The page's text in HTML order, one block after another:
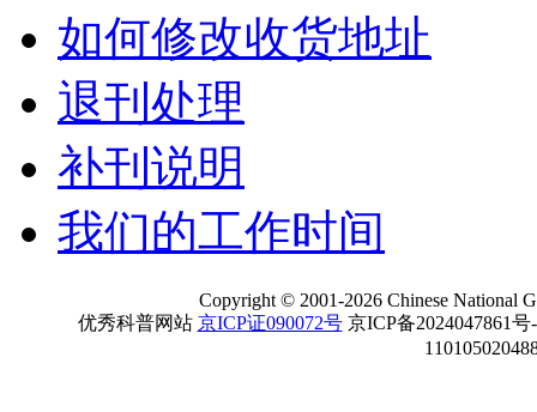
如何修改收货地址
退刊处理
补刊说明
我们的工作时间
Copyright ©2001-2026 Chinese National
优秀科普网站 京ICP证090072号京ICP备2024047861